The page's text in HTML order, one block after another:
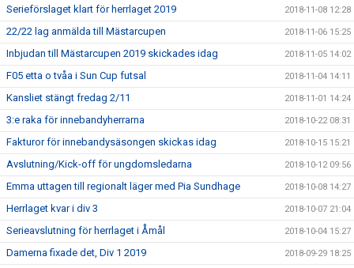
Serieförslaget klart för herrlaget 2019 2018-11-08 12:28
22/22 lag anmälda till Mästarcupen 2018-11-06 15:25
Inbjudan till Mästarcupen 2019 skickades idag 2018-11-05 14:02
F05 etta o tvåa i Sun Cup futsal 2018-11-04 14:11
Kansliet stängt fredag 2/11 2018-11-01 14:24
3:e raka för innebandyherrarna 2018-10-22 08:31
Fakturor för innebandysäsongen skickas idag 2018-10-15 15:21
Avslutning/Kick-off för ungdomsledarna 2018-10-12 09:56
Emma uttagen till regionalt läger med Pia Sundhage 2018-10-08 14:27
Herrlaget kvar i div 3 2018-10-07 21:04
Serieavslutning för herrlaget i Åmål 2018-10-04 15:27
Damerna fixade det, Div 1 2019 2018-09-29 18:25